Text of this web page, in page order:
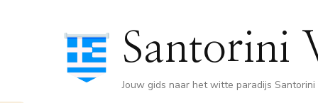
Santorini
Jouw gids naar het witte paradijs Santorini